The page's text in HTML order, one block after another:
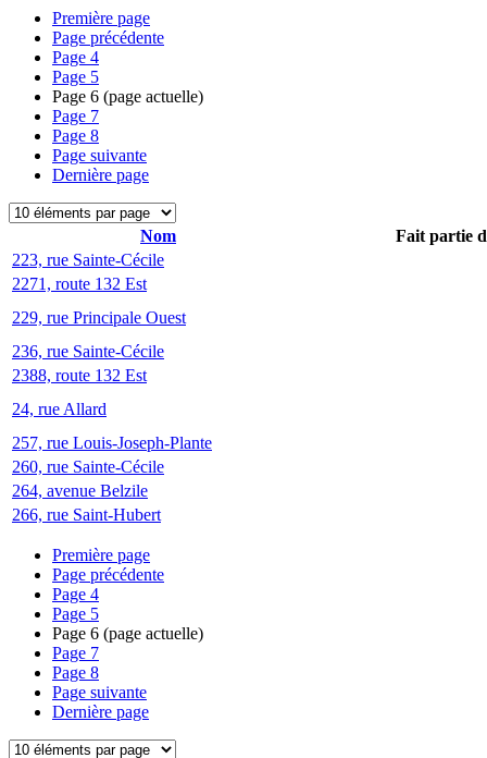
Première page
Page précédente
Page 4
Page 5
Page 6 (page actuelle)
Page 7
Page 8
Page suivante
Dernière page
Nom
Fait partie
223, rue Sainte-Cécile
2271, route 132 Est
229, rue Principale Ouest
236, rue Sainte-Cécile
2388, route 132 Est
24, rue Allard
257, rue Louis-Joseph-Plante
260, rue Sainte-Cécile
264, avenue Belzile
266, rue Saint-Hubert
Première page
Page précédente
Page 4
Page 5
Page 6 (page actuelle)
Page 7
Page 8
Page suivante
Dernière page